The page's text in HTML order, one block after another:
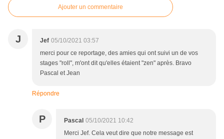
Ajouter un commentaire
J Jef 05/10/2021 03:57
merci pour ce reportage, des amies qui ont suivi un de vos
stages "roll", m'ont dit qu'elles étaient "zen" après. Bravo
Pascal et Jean
Répondre
P Pascal 05/10/2021 10:42
Merci Jef. Cela veut dire que notre message est